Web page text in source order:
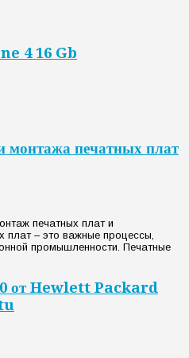
4 16 Gb
монтажа печатных плат
печатных плат и
плат – это важные процессы,
промышленности. Печатные
от Hewlett Packard